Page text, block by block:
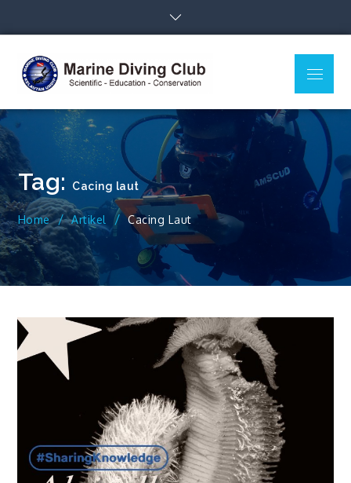
MDC Ilmu
Kelautan
Undip
Menu
Tag: Cacing laut
Home Artikel Cacing Laut